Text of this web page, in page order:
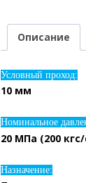
Описание
Условный проход:
10 мм
Номинальное
20 МПа (200
Назначение: